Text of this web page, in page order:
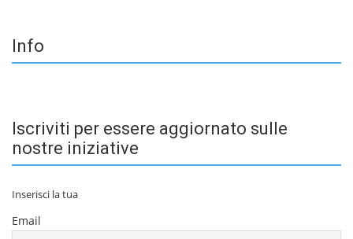
Info
Iscriviti per essere aggiornato sulle
nostre iniziative
Inserisci la tua
Email